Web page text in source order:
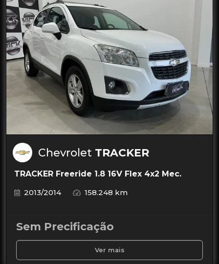
Chevrolet TRACKER
TRACKER Freeride 1.8 16V Flex 4x2 Mec.
2013/2014
158.248 km
Sem Precificação
Ver mais